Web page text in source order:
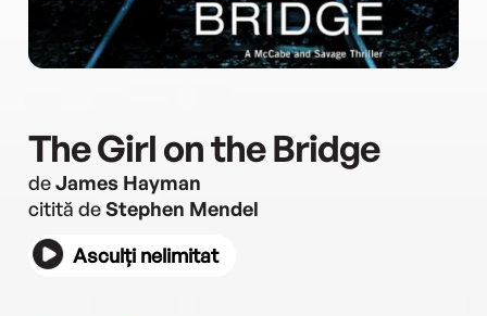
The Girl on the Bridge
deJames Hayman
citită deStephen Mendel
Asculți nelimitat